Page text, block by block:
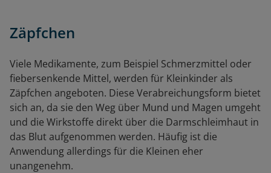
Zäpfchen
Viele Medikamente, zum Beispiel Schmerzmittel oder
fiebersenkende Mittel, werden für Kleinkinder als
Zäpfchen angeboten. Diese Verabreichungsform bietet
sich an, da sie den Weg über Mund und Magen umgeht
und die Wirkstoffe direkt über die Darmschleimhaut in
das Blut aufgenommen werden. Häufig ist die
Anwendung allerdings für die Kleinen eher
unangenehm.